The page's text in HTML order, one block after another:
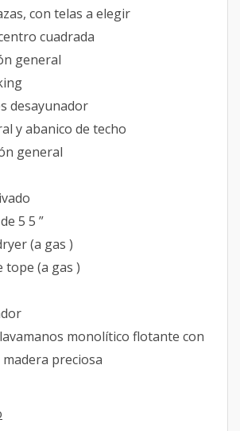
con telas a elegir
cuadrada
general
desayunador
y abanico de techo
general
5 5 ”
(a gas )
tope (a gas )
monolítico flotante con
preciosa